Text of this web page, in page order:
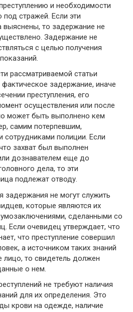
и необходимости
под стражей. Если эти
выяснены, то задержание не
Задержание не
с целью получения
рассматриваемой статьи
задержание, иначе
преступления, его
осуществления или после
может быть выполнено кем
самим потерпевшим,
сотрудниками полиции. Если
захват был выполнен
дознавателем еще до
дела, то эти
подлежат отводу.
задержания не могут служить
которые являются их
сделанными со
Если очевидец утверждает, что
что преступление совершил
а источником таких знаний
лицо, то свидетель должен
о нем.
не требуют наличия
для их определения. Это
крови на одежде, наличие